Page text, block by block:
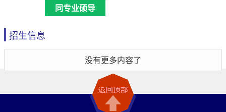
同专业硕导
招生信息
没有更多内容了